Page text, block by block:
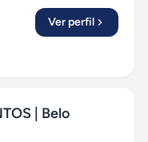
Ver perfil
| Belo